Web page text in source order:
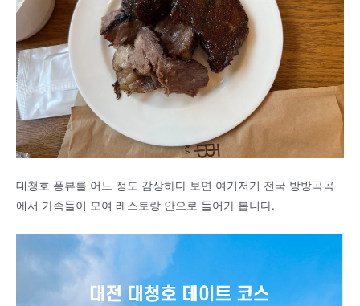
대청호 퐁뷰를 어느 정도 감상하다 보면 여기저기 전국 방방곡곡
에서 가족들이 모여 레스토랑 안으로 들어가 봅니다.